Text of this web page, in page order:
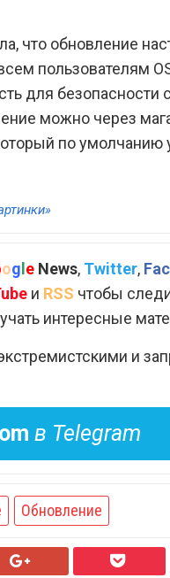
что обновление
пользователям
для безопасности
можно через
по умолчанию
og e News, Twitter,
и RSS чтобы
интересные
и
в Telegram
Обновление